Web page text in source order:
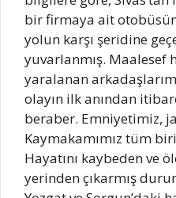
bir firmaya ait
yolun karşı şeridine
yuvarlanmış. Maalesef
yaralanan
olayın ilk anından
beraber. Emniyetimiz,
Kaymakamımız tüm
Hayatını kaybeden ve
yerinden çıkarmış